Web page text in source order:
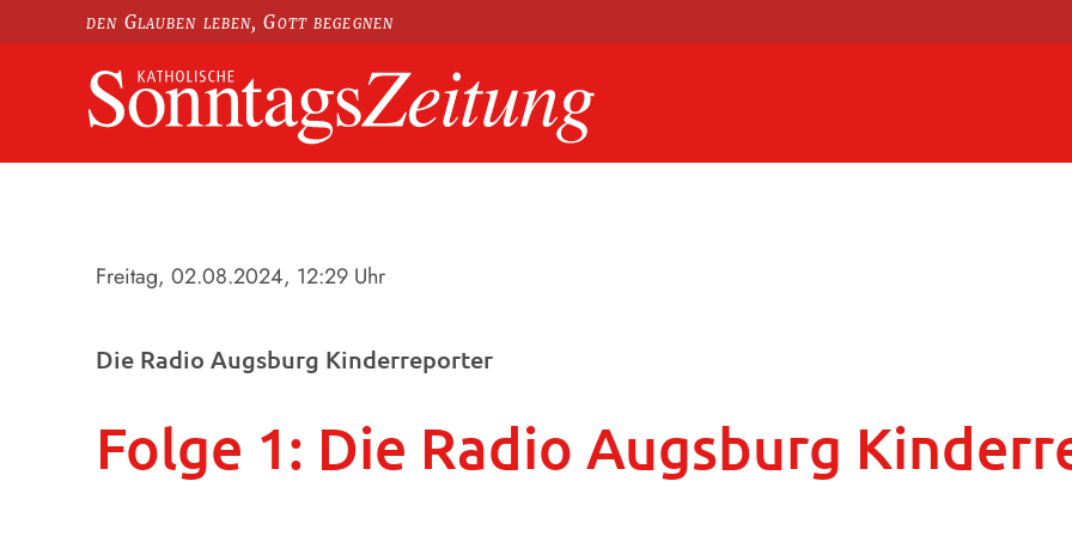
den Glauben leben, Gott begegnen
Freitag, 02.08.2024, 12:29 Uhr
Die Radio Augsburg Kinderreporter
Folge 1: Die Radio Augsburg